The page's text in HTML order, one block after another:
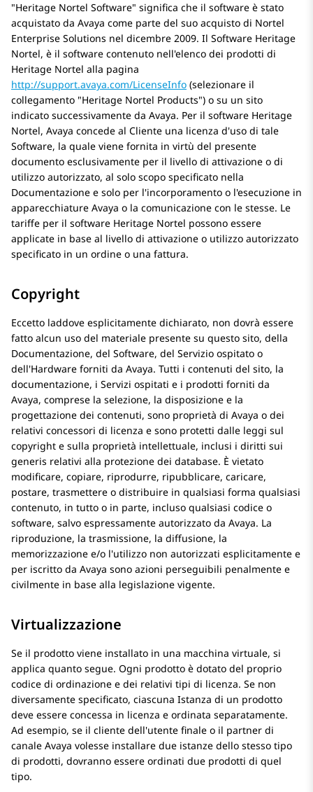
Heritage Nortel Software significa che il software è stato
acquistato da Avaya come parte del suo acquisto di Nortel
Enterprise Solutions nel dicembre 2009. Il Software Heritage
Nortel, è il software contenuto nell'elenco dei prodotti di
Heritage Nortel alla pagina
http://support.avaya.com/LicenseInfo (selezionare il
collegamento Heritage Nortel Products ) o su un sito
indicato successivamente da Avaya. Per il software Heritage
Nortel, Avaya concede al Cliente una licenza d'uso di tale
Software, la quale viene fornita in virtù del presente
documento esclusivamente per il livello di attivazione o di
utilizzo autorizzato, al solo scopo specificato nella
Documentazione e solo per l'incorporamento o l'esecuzione in
apparecchiature Avaya o la comunicazione con le stesse. Le
tariffe per il software Heritage Nortel possono essere
applicate in base al livello di attivazione o utilizzo autorizzato
specificato in un ordine o una fattura.
Copyright
Eccetto laddove esplicitamente dichiarato, non dovrà essere
fatto alcun uso del materiale presente su questo sito, della
Documentazione, del Software, del Servizio ospitato o
dell'Hardware forniti da Avaya. Tutti i contenuti del sito, la
documentazione, i Servizi ospitati e i prodotti forniti da
Avaya, comprese la selezione, la disposizione e la
progettazione dei contenuti, sono proprietà di Avaya o dei
relativi concessori di licenza e sono protetti dalle leggi sul
copyright e sulla proprietà intellettuale, inclusi i diritti sui
generis relativi alla protezione dei database. È vietato
modificare, copiare, riprodurre, ripubblicare, caricare,
postare, trasmettere o distribuire in qualsiasi forma qualsiasi
contenuto, in tutto o in parte, incluso qualsiasi codice o
software, salvo espressamente autorizzato da Avaya. La
riproduzione, la trasmissione, la diffusione, la
memorizzazione e/o l'utilizzo non autorizzati esplicitamente e
per iscritto da Avaya sono azioni perseguibili penalmente e
civilmente in base alla legislazione vigente.
Virtualizzazione
Se il prodotto viene installato in una macchina virtuale, si
applica quanto segue. Ogni prodotto è dotato del proprio
codice di ordinazione e dei relativi tipi di licenza. Se non
diversamente specificato, ciascuna Istanza di un prodotto
deve essere concessa in licenza e ordinata separatamente.
Ad esempio, se il cliente dell'utente finale o il partner di
canale Avaya volesse installare due istanze dello stesso tipo
di prodotti, dovranno essere ordinati due prodotti di quel
tipo.